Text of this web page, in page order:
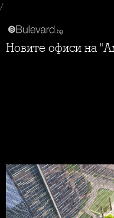
/
Новите офиси на